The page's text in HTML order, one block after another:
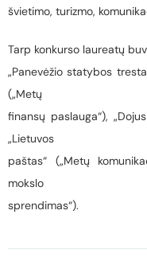
švietimo, turizmo,
Tarp konkurso laureatų
„Panevėžio statybos
(„Metų
finansų paslauga“),
„Lietuvos
paštas“ („Metų
mokslo
sprendimas“).